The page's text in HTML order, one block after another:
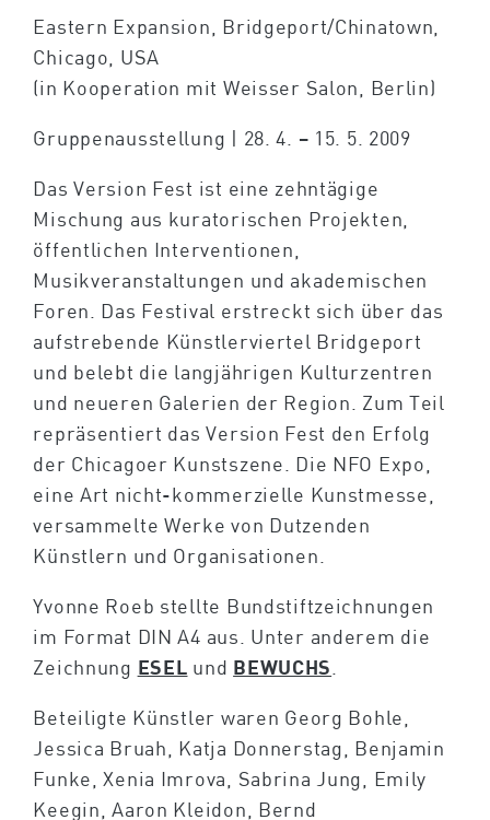
Eastern Expansion, Bridgeport/Chinatown,
Chicago, USA
(in Kooperation mit Weisser Salon, Berlin)
Gruppenausstellung | 28. 4. – 15. 5. 2009
Das Version Fest ist eine zehntägige
Mischung aus kuratorischen Projekten,
öffentlichen Interventionen,
Musikveranstaltungen und akademischen
Foren. Das Festival erstreckt sich über das
aufstrebende Künstlerviertel Bridgeport
und belebt die langjährigen Kulturzentren
und neueren Galerien der Region. Zum Teil
repräsentiert das Version Fest den Erfolg
der Chicagoer Kunstszene. Die NFO Expo,
eine Art nicht-kommerzielle Kunstmesse,
versammelte Werke von Dutzenden
Künstlern und Organisationen.
Yvonne Roeb stellte Bundstiftzeichnungen
im Format DIN A4 aus. Unter anderem die
Zeichnung ESEL und BEWUCHS
Beteiligte Künstler waren Georg Bohle,
Jessica Bruah, Katja Donnerstag, Benjamin
Funke, Xenia Imrova, Sabrina Jung, Emily
Keegin, Aaron Kleidon, Bernd